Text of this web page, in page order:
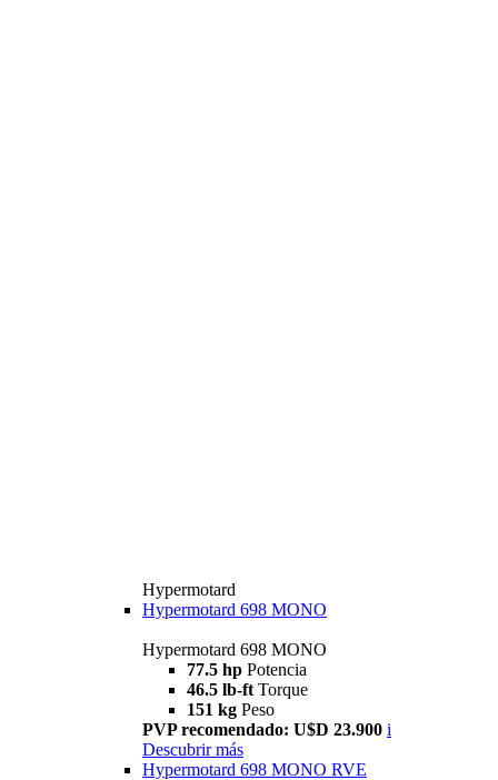
Hypermotard
Hypermotard 698 MONO
Hypermotard 698 MONO
77.5 hp Potencia
46.5 lb-ft Torque
151 kg Peso
PVP recomendado: U$D 23.900 i
Descubrir más
Hypermotard 698 MONO RVE